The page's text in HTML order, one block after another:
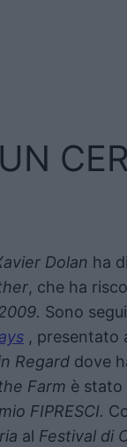
Dolan ha
, che ha
Sono
, presentato
Regard dove
Farm è stato
FIPRESCI.
al Festival di